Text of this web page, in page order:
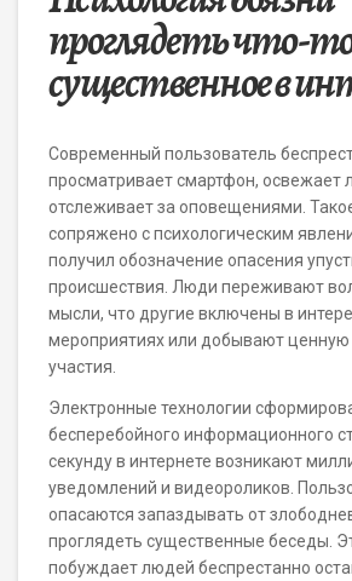
проглядеть что-
существенное в
Современный пользователь
просматривает смартфон, освежает
отслеживает за оповещениями.
сопряжено с психологическим
получил обозначение опасения
происшествия. Люди переживают
мысли, что другие включены в
мероприятиях или добывают ценную
участия.
Электронные технологии
бесперебойного информационного
секунду в интернете возникают
уведомлений и видеороликов.
опасаются запаздывать от
проглядеть существенные беседы.
побуждает людей беспрестанно